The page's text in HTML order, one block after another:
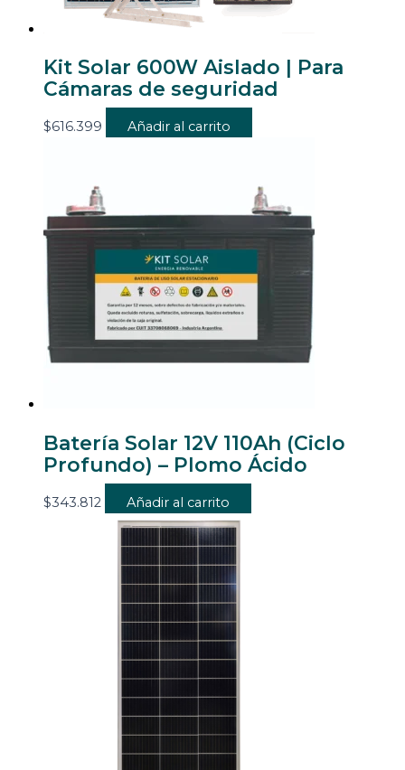
Kit Solar 600W Aislado | Para
Cámaras de seguridad
$616.399 Añadir al carrito
Batería Solar 12V 110Ah (Ciclo
Profundo) – Plomo Ácido
$343.812 Añadir al carrito